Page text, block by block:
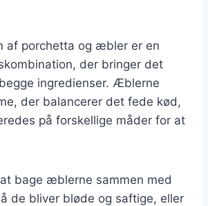
af porchetta og æbler er en
der bringer det
ingredienser. Æblerne
der balancerer det fede kød,
på forskellige måder for at
bage æblerne sammen med
de bliver bløde og saftige, eller